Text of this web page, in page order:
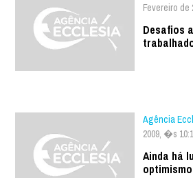
Fevereiro de
Desafios
Agência
2009, �s
Ainda há
optimismo